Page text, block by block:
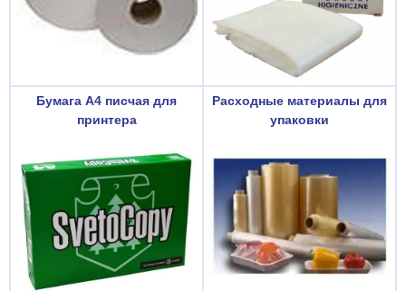
Бумага A4 писчая для
принтера
Расходные материалы для
упаковки